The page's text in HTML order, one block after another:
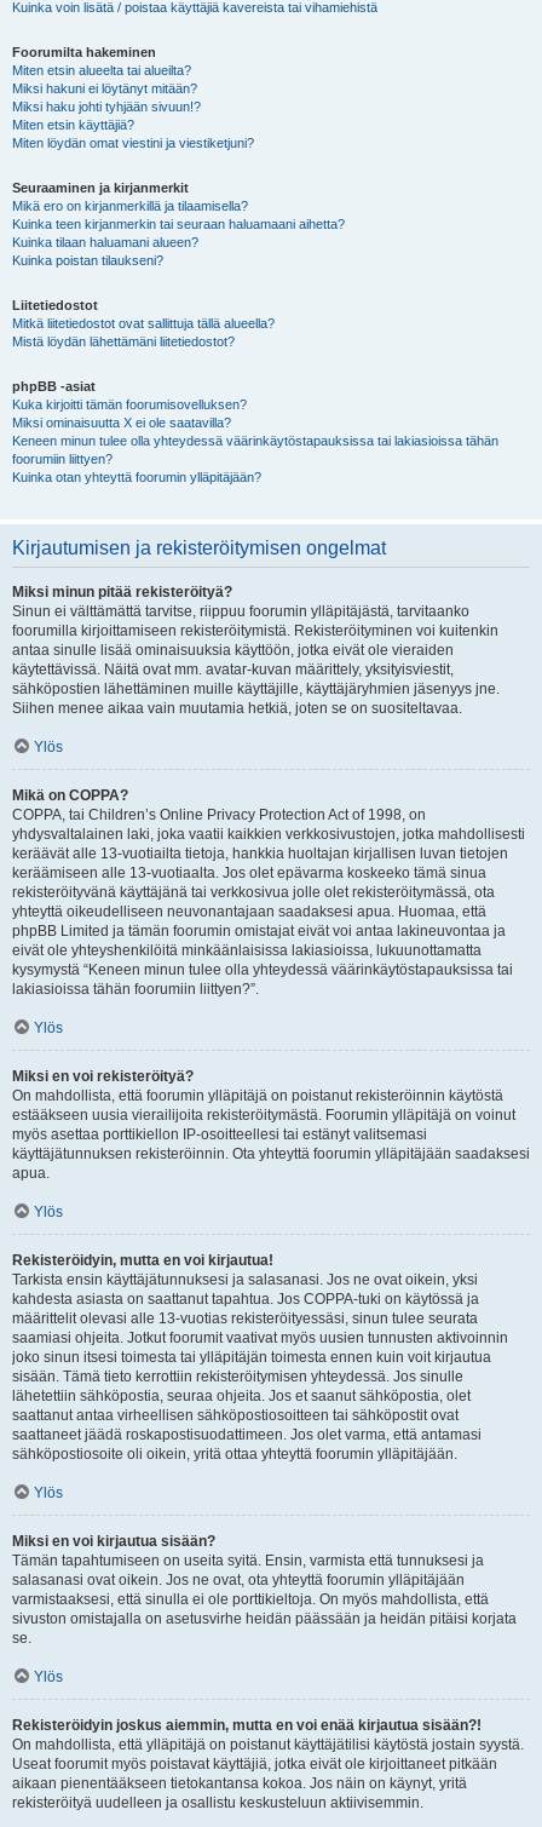
Kuinka voin lisätä / poistaa käyttäjiä kavereista tai vihamiehistä
Foorumilta hakeminen
Miten etsin alueelta tai alueilta?
Miksi hakuni ei löytänyt mitään?
Miksi haku johti tyhjään sivuun!?
Miten etsin käyttäjiä?
Miten löydän omat viestini ja viestiketjuni?
Seuraaminen ja kirjanmerkit
Mikä ero on kirjanmerkillä ja tilaamisella?
Kuinka teen kirjanmerkin tai seuraan haluamaani aihetta?
Kuinka tilaan haluamani alueen?
Kuinka poistan tilaukseni?
Liitetiedostot
Mitkä liitetiedostot ovat sallittuja tällä alueella?
Mistä löydän lähettämäni liitetiedostot?
phpBB -asiat
Kuka kirjoitti tämän foorumisovelluksen?
Miksi ominaisuutta X ei ole saatavilla?
Keneen minun tulee olla yhteydessä väärinkäytöstapauksissa tai lakiasioissa tähän
foorumiin liittyen?
Kuinka otan yhteyttä foorumin ylläpitäjään?
Kirjautumisen ja rekisteröitymisen ongelmat
Miksi minun pitää rekisteröityä?
Sinun ei välttämättä tarvitse, riippuu foorumin ylläpitäjästä, tarvitaanko
foorumilla kirjoittamiseen rekisteröitymistä. Rekisteröityminen voi kuitenkin
antaa sinulle lisää ominaisuuksia käyttöön, jotka eivät ole vieraiden
käytettävissä. Näitä ovat mm. avatar-kuvan määrittely, yksityisviestit,
sähköpostien lähettäminen muille käyttäjille, käyttäjäryhmien jäsenyys jne.
Siihen menee aikaa vain muutamia hetkiä, joten se on suositeltavaa.
Ylös
Mikä on COPPA?
COPPA, tai Children’s Online Privacy Protection Act of 1998, on
yhdysvaltalainen laki, joka vaatii kaikkien verkkosivustojen, jotka mahdollisesti
keräävät alle 13-vuotiailta tietoja, hankkia huoltajan kirjallisen luvan tietojen
keräämiseen alle 13-vuotiaalta. Jos olet epävarma koskeeko tämä sinua
rekisteröityvänä käyttäjänä tai verkkosivua jolle olet rekisteröitymässä, ota
yhteyttä oikeudelliseen neuvonantajaan saadaksesi apua. Huomaa, että
phpBB Limited ja tämän foorumin omistajat eivät voi antaa lakineuvontaa ja
eivät ole yhteyshenkilöitä minkäänlaisissa lakiasioissa, lukuunottamatta
kysymystä “Keneen minun tulee olla yhteydessä väärinkäytöstapauksissa tai
lakiasioissa tähän foorumiin liittyen?”.
Ylös
Miksi en voi rekisteröityä?
On mahdollista, että foorumin ylläpitäjä on poistanut rekisteröinnin käytöstä
estääkseen uusia vierailijoita rekisteröitymästä. Foorumin ylläpitäjä on voinut
myös asettaa porttikiellon IP-osoitteellesi tai estänyt valitsemasi
käyttäjätunnuksen rekisteröinnin. Ota yhteyttä foorumin ylläpitäjään saadaksesi
apua.
Ylös
Rekisteröidyin, mutta en voi kirjautua!
Tarkista ensin käyttäjätunnuksesi ja salasanasi. Jos ne ovat oikein, yksi
kahdesta asiasta on saattanut tapahtua. Jos COPPA-tuki on käytössä ja
määrittelit olevasi alle 13-vuotias rekisteröityessäsi, sinun tulee seurata
saamiasi ohjeita. Jotkut foorumit vaativat myös uusien tunnusten aktivoinnin
joko sinun itsesi toimesta tai ylläpitäjän toimesta ennen kuin voit kirjautua
sisään. Tämä tieto kerrottiin rekisteröitymisen yhteydessä. Jos sinulle
lähetettiin sähköpostia, seuraa ohjeita. Jos et saanut sähköpostia, olet
saattanut antaa virheellisen sähköpostiosoitteen tai sähköpostit ovat
saattaneet jäädä roskapostisuodattimeen. Jos olet varma, että antamasi
sähköpostiosoite oli oikein, yritä ottaa yhteyttä foorumin ylläpitäjään.
Ylös
Miksi en voi kirjautua sisään?
Tämän tapahtumiseen on useita syitä. Ensin, varmista että tunnuksesi ja
salasanasi ovat oikein. Jos ne ovat, ota yhteyttä foorumin ylläpitäjään
varmistaaksesi, että sinulla ei ole porttikieltoja. On myös mahdollista, että
sivuston omistajalla on asetusvirhe heidän päässään ja heidän pitäisi korjata
se.
Ylös
Rekisteröidyin joskus aiemmin, mutta en voi enää kirjautua sisään?!
On mahdollista, että ylläpitäjä on poistanut käyttäjätilisi käytöstä jostain syystä.
Useat foorumit myös poistavat käyttäjiä, jotka eivät ole kirjoittaneet pitkään
aikaan pienentääkseen tietokantansa kokoa. Jos näin on käynyt, yritä
rekisteröityä uudelleen ja osallistu keskusteluun aktiivisemmin.